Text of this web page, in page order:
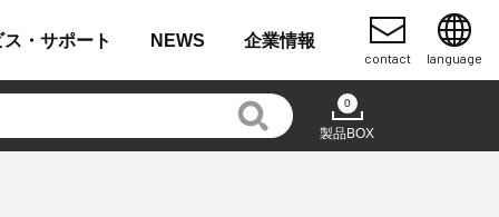
・ サポート NEWS 企業情報
contact language
0
製品BOX